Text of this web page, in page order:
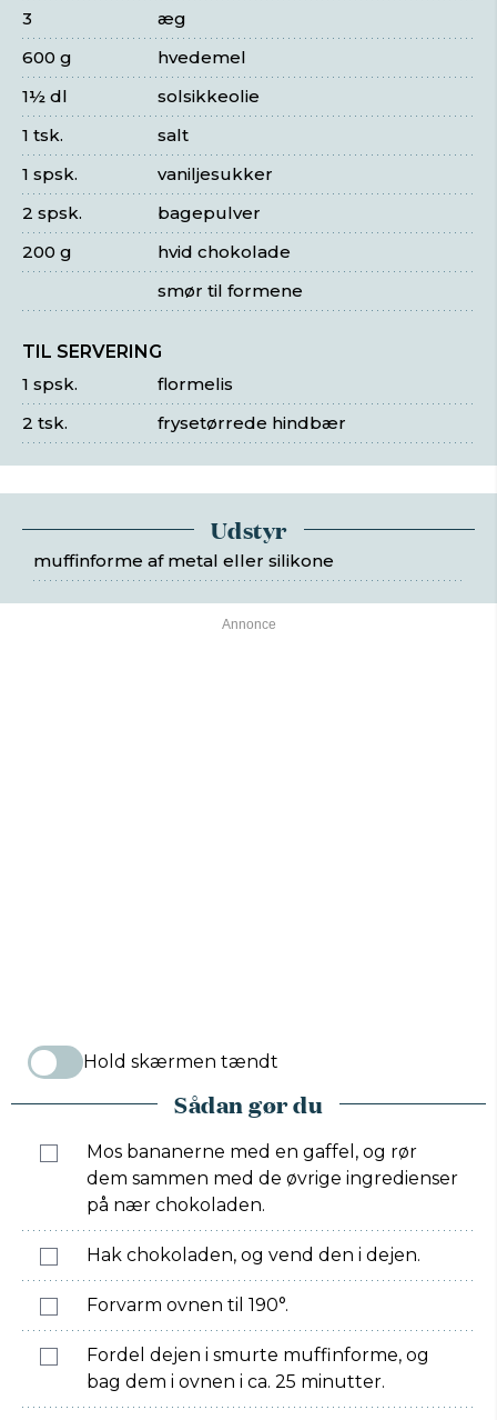
æg
3
hvedemel
600 g
solsikkeolie
1½ dl
salt
1 tsk.
vaniljesukker
1 spsk.
bagepulver
2 spsk.
hvid chokolade
200 g
smør til formene
TIL SERVERING
flormelis
1 spsk.
frysetørrede hindbær
2 tsk.
Udstyr
muffinforme af metal eller silikone
Hold skærmen tændt
Sådan gør du
Mos bananerne med en gaffel, og rør
dem sammen med de øvrige ingredienser
på nær chokoladen.
Hak chokoladen, og vend den i dejen.
Forvarm ovnen til 190°.
Fordel dejen i smurte muffinforme, og
bag dem i ovnen i ca. 25 minutter.